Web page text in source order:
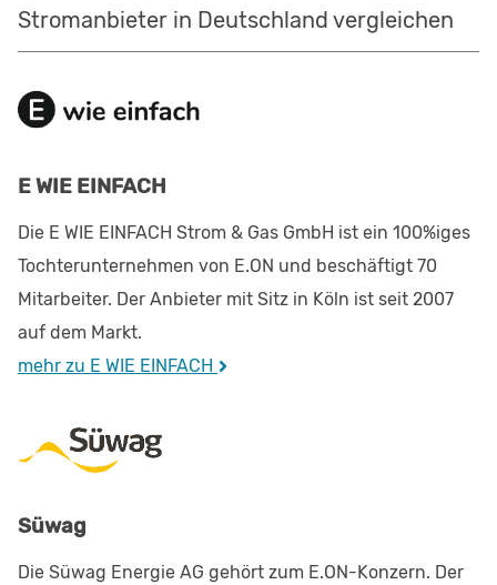
Stromanbieter in Deutschland vergleichen
E WIE EINFACH
Die E WIE EINFACH Strom & Gas GmbH ist ein 100%iges
Tochterunternehmen von E.ON und beschäftigt 70
Mitarbeiter. Der Anbieter mit Sitz in Köln ist seit 2007
auf dem Markt.
mehr zu E WIE EINFACH
Süwag
Die Süwag Energie AG gehört zum E.ON-Konzern. Der